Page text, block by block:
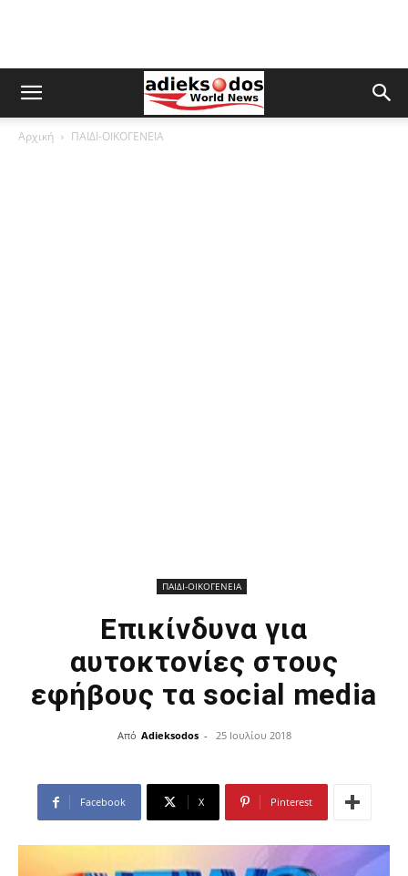
Αρχική ΠΑΙΔΙ-ΟΙΚΟΓΕΝΕΙΑ
ΠΑΙΔΙ-ΟΙΚΟΓΕΝΕΙΑ
Επικίνδυνα για
αυτοκτονίες στους
εφήβους τα social media
Από Adieksodos - 25 Ιουλίου 2018
Facebook X Pinterest